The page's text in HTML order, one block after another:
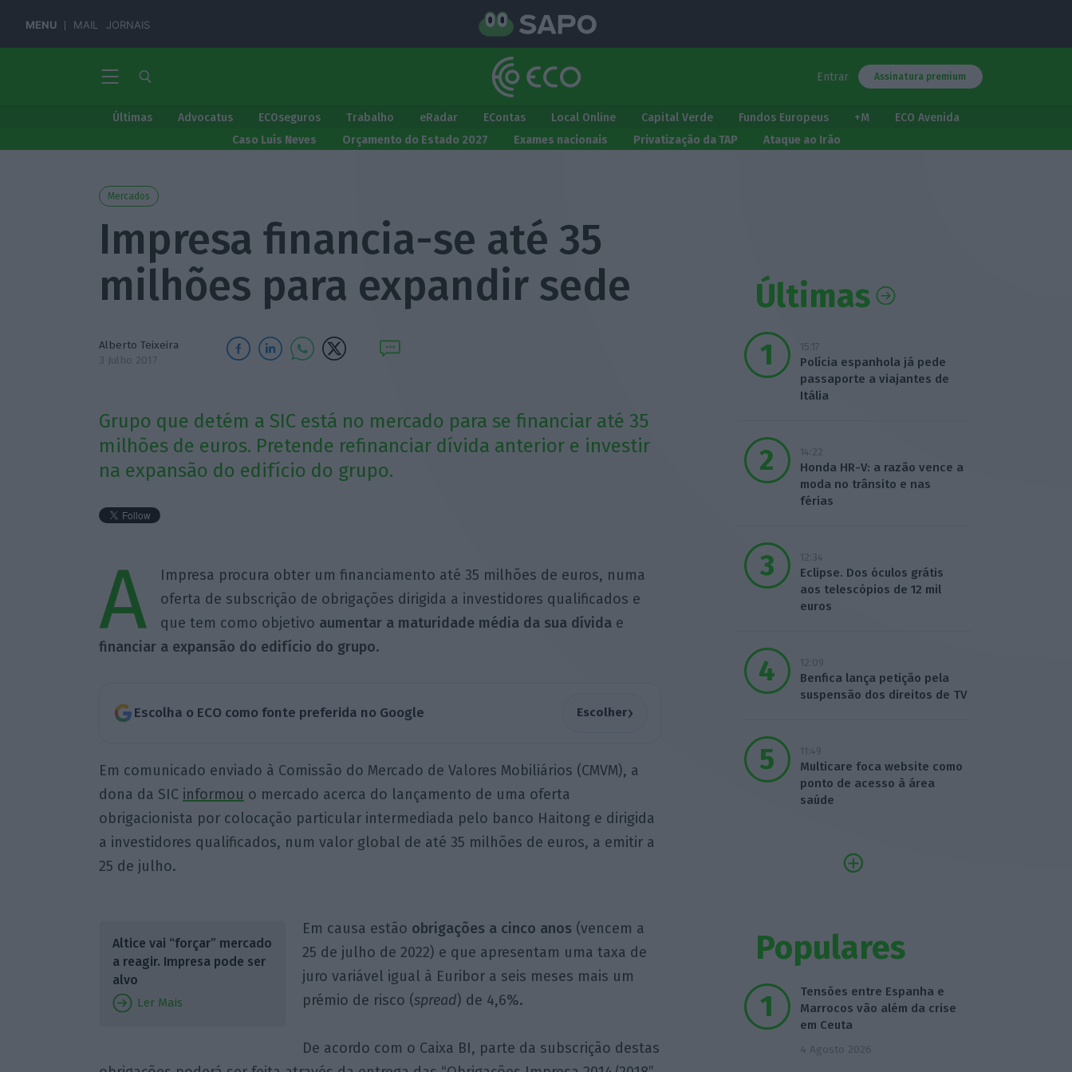
MENU MAIL JORNAIS
Entrar Assinatura premium
Últimas Advocatus ECOseguros Trabalho eRadar EContas Local Online Capital Verde Fundos Europeus +M
ECO Avenida
Caso Luís Neves
Orçamento do Estado 2027 Exames nacionais Privatização da TAP Ataque ao Irão
Mercados
Impresa financia-se até 35
milhões para expandir sede
Alberto Teixeira
3 Julho 2017
Grupo que detém a SIC está no mercado para se financiar até 35
milhões de euros. Pretende refinanciar dívida anterior e investir
na expansão do edifício do grupo.
A
Impresa procura obter um financiamento até 35 milhões de euros, numa
oferta de subscrição de obrigações dirigida a investidores qualificados e
que tem como objetivo aumentar a maturidade média da sua dívidae
financiar a expansão do edifício do grupo.
Escolha o ECO como fonte preferida no Google Escolher›
Em comunicado enviado à Comissão do Mercado de Valores Mobiliários (CMVM), a
dona da SIC informou o mercado acerca do lançamento de uma oferta
obrigacionista por colocação particular intermediada pelo banco Haitong e dirigida
a investidores qualificados, num valor global de até 35 milhões de euros, a emitir a
25 de julho.
Altice vai “forçar” mercado
a reagir. Impresa pode ser
alvo
Ler Mais
Em causa estão obrigações a cinco anos (vencem a
25 de julho de 2022) e que apresentam uma taxa de
juro variável igual à Euribor a seis meses mais um
prémio de risco (spread) de 4,6%.
De acordo com o Caixa BI, parte da subscrição destas
Últimas
15:17
Polícia espanhola já pede
passaporte a viajantes de
Itália
14:22
Honda HR-V: a razão vence a
moda no trânsito e nas
férias
12:34
Eclipse. Dos óculos grátis
aos telescópios de 12 mil
euros
12:09
Benfica lança petição pela
suspensão dos direitos de TV
11:49
Multicare foca website como
ponto de acesso à área
saúde
Populares
Tensões entre Espanha e
Marrocos vão além da crise
em Ceuta
4 Agosto 2026